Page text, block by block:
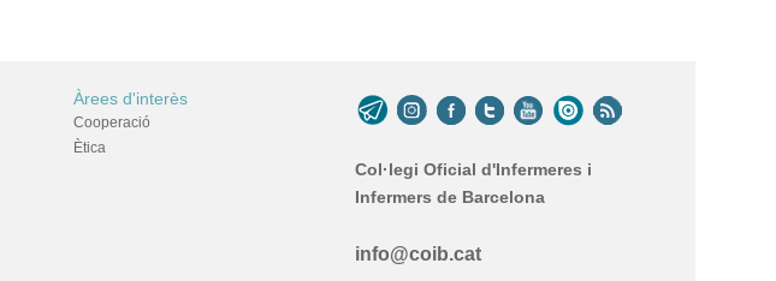
Àrees d'interès
Cooperació
Ètica
Col·legi Oficial d'Infermeres i
Infermers de Barcelona
info@coib.cat